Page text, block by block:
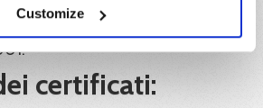
Customize con Xplica SRL, Ente
Regione Lazio e
certificati: